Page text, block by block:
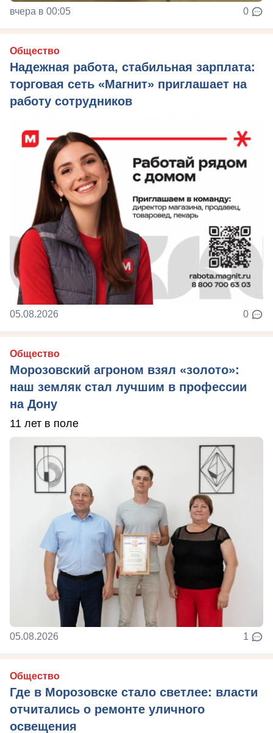
вчера в 00:05 0
Общество
Надежная работа, стабильная зарплата:
торговая сеть «Магнит» приглашает на
работу сотрудников
05.08.2026 0
Общество
Морозовский агроном взял «золото»:
наш земляк стал лучшим в профессии
на Дону
11 лет в поле
05.08.2026 1
Общество
Где в Морозовске стало светлее: власти
отчитались о ремонте уличного
освещения